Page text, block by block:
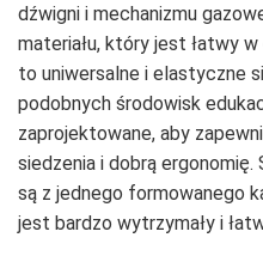
dźwigni i mechanizmu
materiału, który jest łatwy
to uniwersalne i elastyczne
podobnych środowisk
zaprojektowane, aby
siedzenia i dobrą
są z jednego formowanego
jest bardzo wytrzymały i